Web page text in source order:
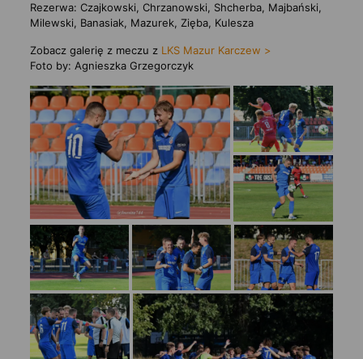
Rezerwa: Czajkowski, Chrzanowski, Shcherba, Majbański,
Milewski, Banasiak, Mazurek, Zięba, Kulesza
Zobacz galerię z meczu zLKS Mazur Karczew >
Foto by: Agnieszka Grzegorczyk